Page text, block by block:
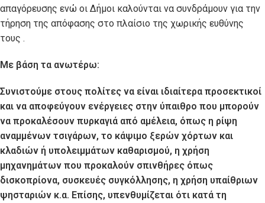
απαγόρευσης ενώ οι Δήμοι καλούνται να συνδράμουν για την
τήρηση της απόφασης στο πλαίσιο της χωρικής ευθύνης
τους .
Με βάση τα ανωτέρω:
Συνιστούμε στους πολίτες να είναι ιδιαίτερα προσεκτικοί
και να αποφεύγουν ενέργειες στην ύπαιθρο που μπορούν
να προκαλέσουν πυρκαγιά από αμέλεια, όπως η ρίψη
αναμμένων τσιγάρων, το κάψιμο ξερών χόρτων και
κλαδιών ή υπολειμμάτων καθαρισμού, η χρήση
μηχανημάτων που προκαλούν σπινθήρες όπως
δισκοπρίονα, συσκευές συγκόλλησης, η χρήση υπαίθριων
ψησταριών κ.α. Επίσης, υπενθυμίζεται ότι κατά τη